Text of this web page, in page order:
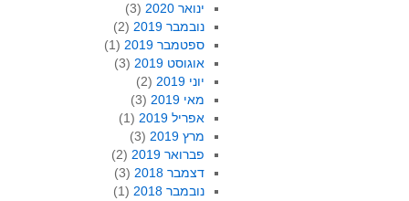
ינואר 2020
(3)
נובמבר 2019
(2)
ספטמבר 2019
(1)
אוגוסט 2019
(3)
יוני 2019
(2)
מאי 2019
(3)
אפריל 2019
(1)
מרץ 2019
(3)
פברואר 2019
(2)
דצמבר 2018
(3)
נובמבר 2018
(1)